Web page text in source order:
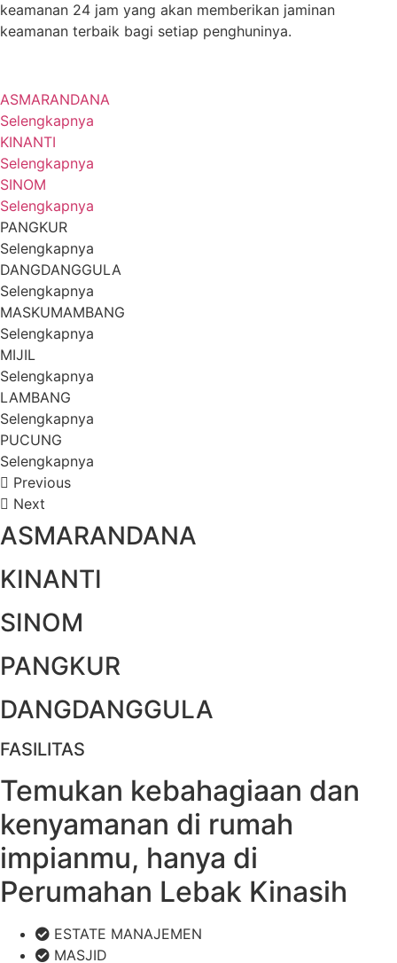
keamanan 24 jam yang akan memberikan jaminan
keamanan terbaik bagi setiap penghuninya.
ASMARANDANA
Selengkapnya
KINANTI
Selengkapnya
SINOM
Selengkapnya
PANGKUR
Selengkapnya
DANGDANGGULA
Selengkapnya
MASKUMAMBANG
Selengkapnya
MIJIL
Selengkapnya
LAMBANG
Selengkapnya
PUCUNG
Selengkapnya
Previous
Next
ASMARANDANA
KINANTI
SINOM
PANGKUR
DANGDANGGULA
FASILITAS
Temukan kebahagiaan dan
kenyamanan di rumah
impianmu, hanya di
Perumahan Lebak Kinasih
ESTATE MANAJEMEN
MASJID